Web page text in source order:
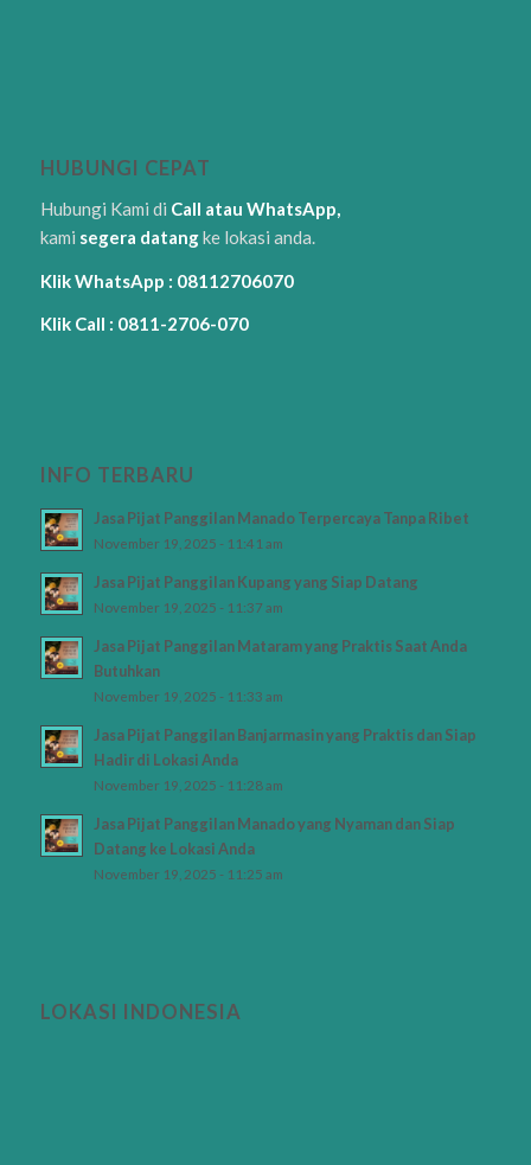
HUBUNGI CEPAT
Hubungi Kami di Call atau WhatsApp,
kami segera datangke lokasi anda.
Klik WhatsApp : 08112706070
Klik Call : 0811-2706-070
INFO TERBARU
Jasa Pijat Panggilan Manado Terpercaya Tanpa Ribet
November 19, 2025 - 11:41 am
Jasa Pijat Panggilan Kupang yang Siap Datang
November 19, 2025 - 11:37 am
Jasa Pijat Panggilan Mataram yang Praktis Saat Anda
Butuhkan
November 19, 2025 - 11:33 am
Jasa Pijat Panggilan Banjarmasin yang Praktis dan Siap
Hadir di Lokasi Anda
November 19, 2025 - 11:28 am
Jasa Pijat Panggilan Manado yang Nyaman dan Siap
Datang ke Lokasi Anda
November 19, 2025 - 11:25 am
LOKASI INDONESIA